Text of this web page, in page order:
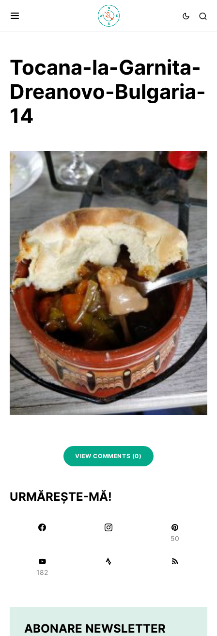
Tocana-la-Garnita-
Dreanovo-Bulgaria-
14
VIEW COMMENTS (0)
URMĂREȘTE-MĂ!
50
182
ABONARE NEWSLETTER